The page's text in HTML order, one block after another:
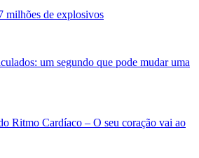
milhões de explosivos
um segundo que pode mudar uma
Ritmo Cardíaco – O seu coração vai ao